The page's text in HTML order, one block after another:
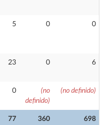
77 360 698
5 0 0
23 0 6
0
(no
definido)
(no definido)